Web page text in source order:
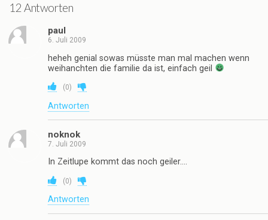
12 Antworten
paul
6. Juli 2009
heheh genial sowas müsste man mal machen wenn
weihanchten die familie da ist, einfach geil
(0)
Antworten
noknok
7. Juli 2009
In Zeitlupe kommt das noch geiler….
(0)
Antworten